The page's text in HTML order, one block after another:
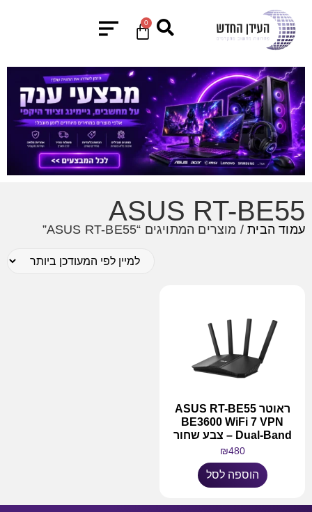
0
ASUS RT-BE55
עמוד הבית/ מוצרים המתויגים “ASUS RT-BE55”
ראוטר ASUS RT-BE55
BE3600 WiFi 7 VPN
Dual-Band – צבע שחור
₪480
הוספה לסל